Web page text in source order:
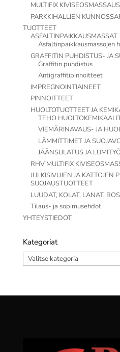
MULTIFIX KIVISEOSMASSAUS
PARKKIHALLIEN
TUOTTEET
ASFALTINPAIKKAUSMASSAT
Asfaltinpaikkausmassojen
GRAFFITIN PUHDISTUS- JA
Graffitin puhdistus
Antigraffitipinnoitteet
IMPREGNOINTIAINEET
PINNOITTEET
HUOLTOTUOTTEET JA
TEHO
VIEMÄRINAVAUS- JA
LÄMMITTIMET JA
JÄÄNSULATUS JA
RHV MULTIFIX
JULKISIVUJEN JA KATTOJEN
SUOJAUSTUOTTEET
LUUDAT, KOLAT, LANAT,
Tilaus- ja sopimusehdot
YHTEYSTIEDOT
Kategoriat
Kategoriat